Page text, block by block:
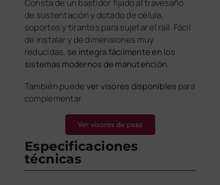
Consta de un bastidor fijado al travesaño
de sustentación y dotado de célula,
soportes y tirantes para sujetar el raíl. Fácil
de instalar y de dimensiones muy
reducidas, se integra fácilmente en los
sistemas modernos de manutención.
También puede ver visores disponibles para
complementar.
Ver visores de peso
Especificaciones
técnicas